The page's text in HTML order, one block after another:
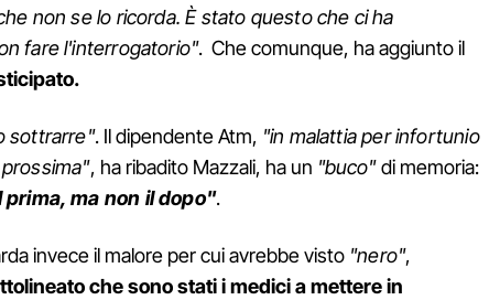
non se lo ricorda. È stato questo che ci ha
fare l'interrogatorio". Che comunque, ha aggiunto il
sottrarre". Il dipendente Atm, "in malattia per infortunio
, ha ribadito Mazzali, ha un "buco"di memoria:
ma non il dopo".
invece il malore per cui avrebbe visto "nero",
che sono stati i medici a mettere in